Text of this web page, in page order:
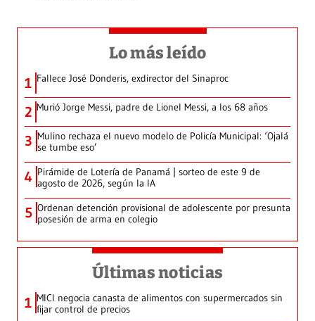
Lo más leído
1 Fallece José Donderis, exdirector del Sinaproc
2 Murió Jorge Messi, padre de Lionel Messi, a los 68 años
3 Mulino rechaza el nuevo modelo de Policía Municipal: ‘Ojalá
se tumbe eso’
4 Pirámide de Lotería de Panamá | sorteo de este 9 de
agosto de 2026, según la IA
5 Ordenan detención provisional de adolescente por presunta
posesión de arma en colegio
Últimas noticias
1 MICI negocia canasta de alimentos con supermercados sin
fijar control de precios